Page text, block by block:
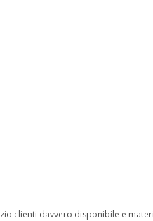
clienti davvero disponibile e